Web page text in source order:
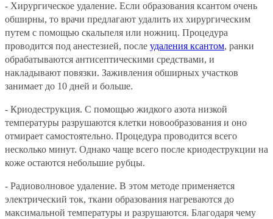
- Хирургическое удаление. Если образования ксантом очень
обширны, то врачи предлагают удалить их хирургическим
путем с помощью скальпеля или ножниц. Процедура
проводится под анестезией, после удаления ксантом, ранки
обрабатываются антисептическими средствами, и
накладывают повязки. Заживления обширных участков
занимает до 10 дней и больше.
- Криодеструкция. С помощью жидкого азота низкой
температуры разрушаются клетки новообразования и оно
отмирает самостоятельно. Процедура проводится всего
несколько минут. Однако чаще всего после криодеструкции на
коже остаются небольшие рубцы.
- Радиоволновое удаление. В этом методе применяется
электрический ток, ткани образования нагреваются до
максимальной температуры и разрушаются. Благодаря чему